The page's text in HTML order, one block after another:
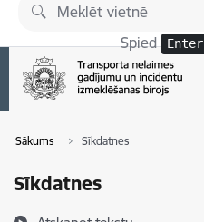
Pāriet uz lapas saturu
Spied Enter
Sākums Sīkdatnes
Sīkdatnes